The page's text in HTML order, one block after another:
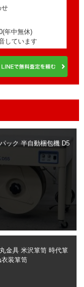
せ
年中無休)
しています
ック 半自動梱包機 D5
金具 米沢箪笥 時代箪
装箪笥